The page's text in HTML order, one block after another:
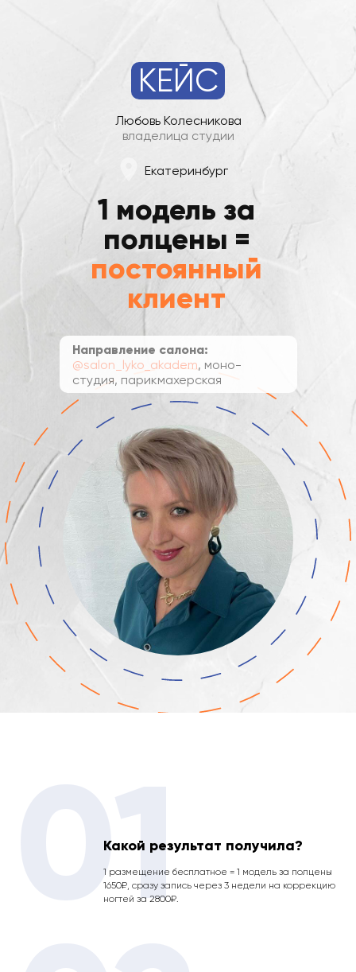
Направление салона:
@salon_lyko_akadem, моно-
студия, парикмахерская
Любовь Колесникова
владелица студии
1 модель за
полцены =
постоянный
клиент
КЕЙС
Екатеринбург
Какой результат получила?
1 размещение бесплатное = 1 модель за полцены
1650₽, сразу запись через 3 недели на коррекцию
ногтей за 2800₽.
01